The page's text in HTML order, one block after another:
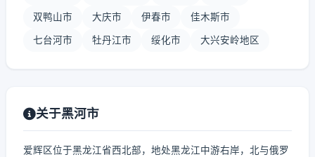
双鸭山市 大庆市 伊春市 佳木斯市
七台河市 牡丹江市 绥化市 大兴安岭地区
关于黑河市
爱辉区位于黑龙江省西北部，地处黑龙江中游右岸，北与俄罗